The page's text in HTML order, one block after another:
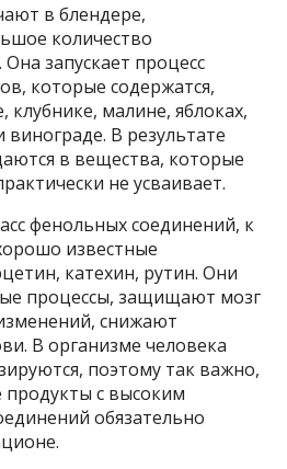
в блендере,
количество
запускает процесс
которые содержатся,
клубнике, малине, яблоках,
винограде. В результате
в вещества, которые
не усваивает.
фенольных соединений, к
известные
катехин, рутин. Они
процессы, защищают мозг
снижают
В организме человека
поэтому так важно,
с высоким
обязательно